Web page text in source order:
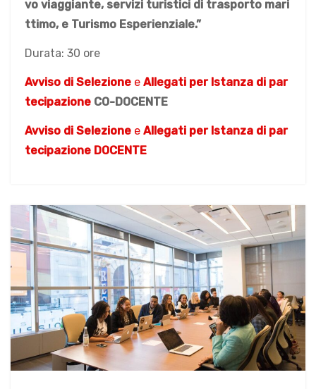
vo viaggiante, servizi turistici di trasporto mari
ttimo, e Turismo Esperienziale.”
Durata: 30 ore
Avviso di Selezione e Allegati per Istanza di par
tecipazione CO-DOCENTE
Avviso di Selezione e Allegati per Istanza di par
tecipazione DOCENTE